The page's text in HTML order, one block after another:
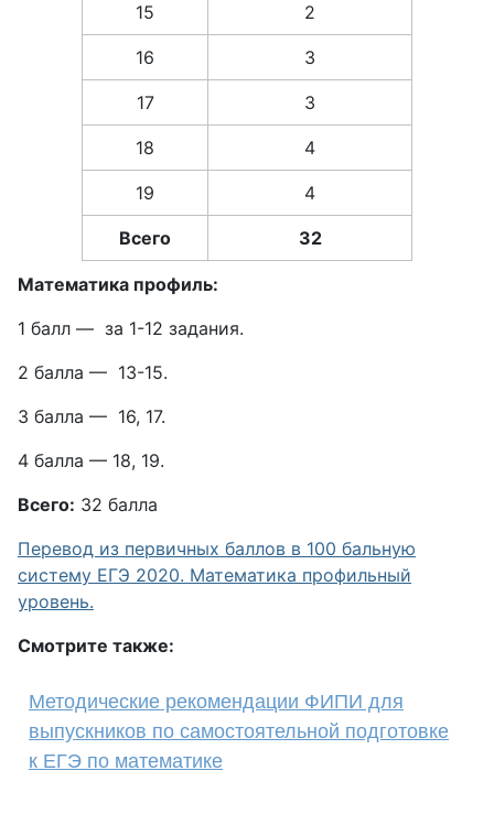
15 2
16 3
17 3
18 4
19 4
Всего 32
Математика профиль:
1 балл — за 1-12 задания.
2 балла — 13-15.
З балла — 16, 17.
4 балла — 18, 19.
Всего: 32 балла
Перевод из первичных баллов в 100 бальную
систему ЕГЭ 2020. Математика профильный
уровень.
Смотрите также:
Методические рекомендации ФИПИ для
выпускников по самостоятельной подготовке
к ЕГЭ по математике